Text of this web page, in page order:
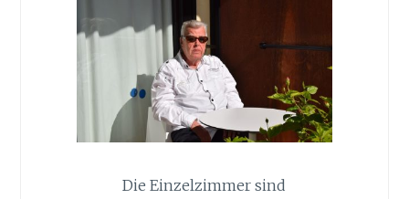
Die Einzelzimmer sind